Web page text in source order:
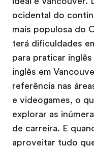
ocidental do
mais populosa do
terá dificuldades
para praticar
inglês em
referência nas
e videogames, o
explorar as
de carreira. E
aproveitar tudo